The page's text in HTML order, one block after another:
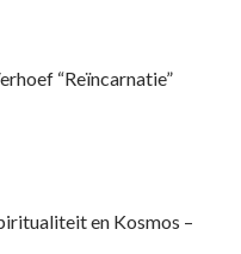
“Reïncarnatie”
en Kosmos –